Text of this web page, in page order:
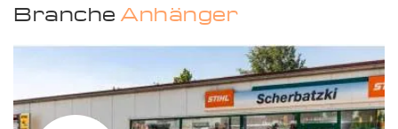
Branche Anhänger